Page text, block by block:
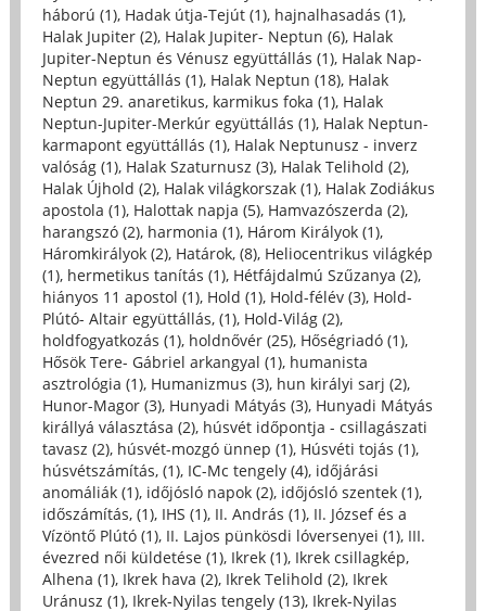
háború (1), Hadak útja-Tejút (1), hajnalhasadás (1),
Halak Jupiter (2), Halak Jupiter- Neptun (6), Halak
Jupiter-Neptun és Vénusz együttállás (1), Halak Nap-
Neptun együttállás (1), Halak Neptun (18), Halak
Neptun 29. anaretikus, karmikus foka (1), Halak
Neptun-Jupiter-Merkúr együttállás (1), Halak Neptun-
karmapont együttállás (1), Halak Neptunusz - inverz
valóság (1), Halak Szaturnusz (3), Halak Telihold (2),
Halak Újhold (2), Halak világkorszak (1), Halak Zodiákus
apostola (1), Halottak napja (5), Hamvazószerda (2),
harangszó (2), harmonia (1), Három Királyok (1),
Háromkirályok (2), Határok, (8), Heliocentrikus világkép
(1), hermetikus tanítás (1), Hétfájdalmú Szűzanya (2),
hiányos 11 apostol (1), Hold (1), Hold-félév (3), Hold-
Plútó- Altair együttállás, (1), Hold-Világ (2),
holdfogyatkozás (1), holdnővér (25), Hőségriadó (1),
Hősök Tere- Gábriel arkangyal (1), humanista
asztrológia (1), Humanizmus (3), hun királyi sarj (2),
Hunor-Magor (3), Hunyadi Mátyás (3), Hunyadi Mátyás
királlyá választása (2), húsvét időpontja - csillagászati
tavasz (2), húsvét-mozgó ünnep (1), Húsvéti tojás (1),
húsvétszámítás, (1), IC-Mc tengely (4), időjárási
anomáliák (1), időjósló napok (2), időjósló szentek (1),
időszámítás, (1), IHS (1), II. András (1), II. József és a
Vízöntő Plútó (1), II. Lajos pünkösdi lóversenyei (1), III.
évezred női küldetése (1), Ikrek (1), Ikrek csillagkép,
Alhena (1), Ikrek hava (2), Ikrek Telihold (2), Ikrek
Uránusz (1), Ikrek-Nyilas tengely (13), Ikrek-Nyilas